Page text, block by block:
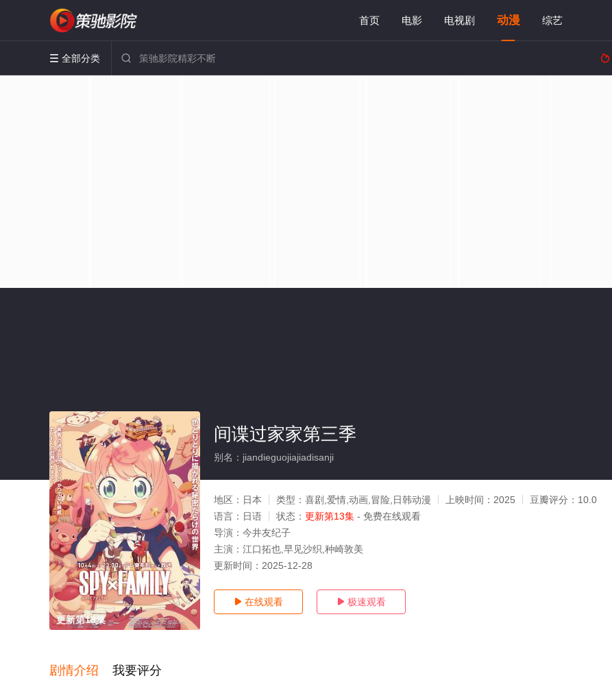
首页 电影 电视剧 动漫 综艺
 全部分类  
更新第13集
间谍过家家第三季
别名：jiandieguojiajiadisanji
地区： 日本 类型： 喜剧,爱情,动画,冒险,日韩动漫 上映时间： 2025 豆瓣评分： 10.0
语言： 日语 状态： 更新第13集 - 免费在线观看
导演： 今井友纪子
主演： 江口拓也,早见沙织,种崎敦美
更新时间： 2025-12-28
 在线观看  极速观看
剧情介绍 我要评分